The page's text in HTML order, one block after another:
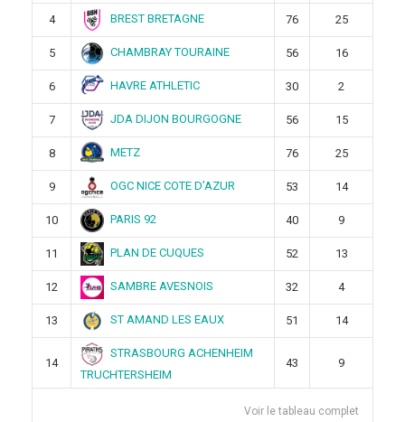
4 BREST BRETAGNE 76 25
5 CHAMBRAY TOURAINE 56 16
6 HAVRE ATHLETIC 30 2
7 JDA DIJON BOURGOGNE 56 15
8 METZ 76 25
9 OGC NICE COTE D’AZUR 53 14
10 PARIS 92 40 9
11 PLAN DE CUQUES 52 13
12 SAMBRE AVESNOIS 32 4
13 ST AMAND LES EAUX 51 14
14
STRASBOURG ACHENHEIM
TRUCHTERSHEIM
43 9
Voir le tableau complet